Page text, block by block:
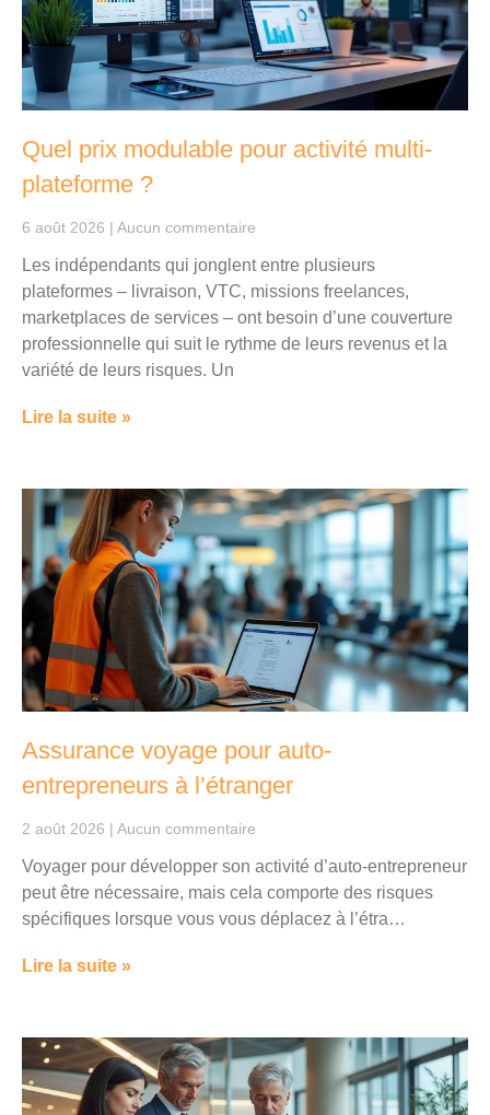
Quel prix modulable pour activité multi-
plateforme ?
6 août 2026 Aucun commentaire
Les indépendants qui jonglent entre plusieurs
plateformes – livraison, VTC, missions freelances,
marketplaces de services – ont besoin d’une couverture
professionnelle qui suit le rythme de leurs revenus et la
variété de leurs risques. Un
Lire la suite »
Assurance voyage pour auto-
entrepreneurs à l’étranger
2 août 2026 Aucun commentaire
Voyager pour développer son activité d’auto-entrepreneur
peut être nécessaire, mais cela comporte des risques
spécifiques lorsque vous vous déplacez à l’étra…
Lire la suite »